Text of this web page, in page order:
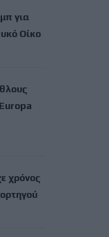
για
Οίκο
χρόνος